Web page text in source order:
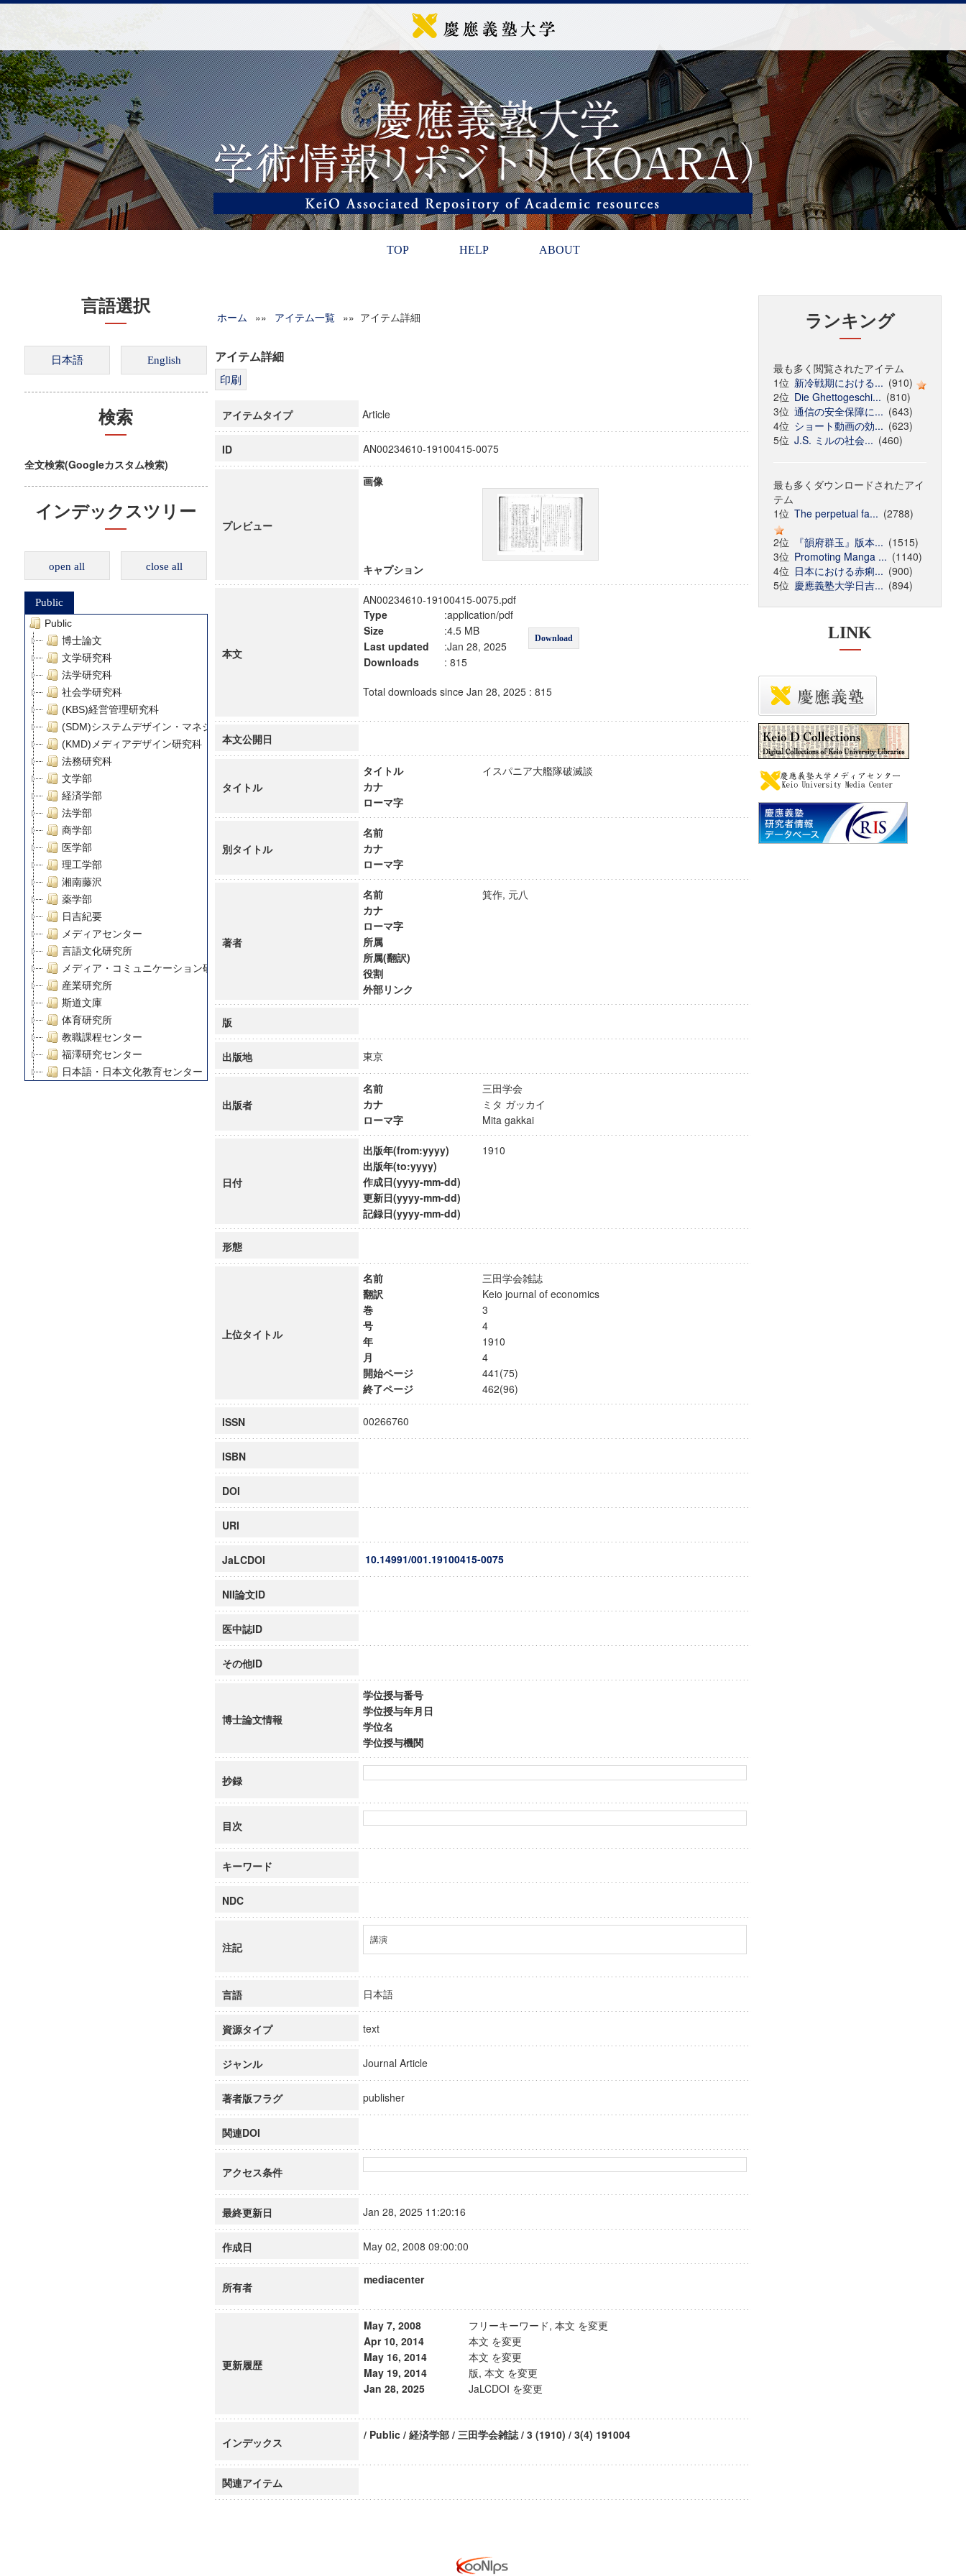
TOP HELP ABOUT
言語選択
検索
全文検索(Googleカスタム検索)
インデックスツリー
open all close all
Public
Public
博士論文
文学研究科
法学研究科
社会学研究科
(KBS)経営管理研究科
(SDM)システムデザイン・マネジメント研究科
(KMD)メディアデザイン研究科
法務研究科
文学部
経済学部
法学部
商学部
医学部
理工学部
湘南藤沢
薬学部
日吉紀要
メディアセンター
言語文化研究所
メディア・コミュニケーション研究所
産業研究所
斯道文庫
体育研究所
教職課程センター
福澤研究センター
日本語・日本文化教育センター
慶應義塾大学グローバルCOEプログラム市民社会ガバナンス教育研究センター
慶應義塾大学グローバルCOEプログラム論理と感性の先端的教育研究拠点
博士課程教育リーディングプログラム「超成熟社会発展のサイエンス」
ホーム »» アイテム一覧 »» アイテム詳細
アイテム詳細
アイテムタイプ Article
ID AN00234610-19100415-0075
プレビュー
画像
キャプション
本文
AN00234610-19100415-0075.pdf
Type
:application/pdf
Download
Size
:4.5 MB
Last updated
:Jan 28, 2025
Downloads
: 815
Total downloads since Jan 28, 2025 : 815
本文公開日
タイトル
タイトル
イスパニア大艦隊破滅談
カナ
ローマ字
別タイトル
名前
カナ
ローマ字
著者
名前
箕作, 元八
カナ
ローマ字
所属
所属(翻訳)
役割
外部リンク
版
出版地 東京
出版者
名前
三田学会
カナ
ミタ ガッカイ
ローマ字
Mita gakkai
日付
出版年(from:yyyy)
1910
出版年(to:yyyy)
作成日(yyyy-mm-dd)
更新日(yyyy-mm-dd)
記録日(yyyy-mm-dd)
形態
上位タイトル
名前
三田学会雑誌
翻訳
Keio journal of economics
巻
3
号
4
年
1910
月
4
開始ページ
441(75)
終了ページ
462(96)
ISSN 00266760
ISBN
DOI
URI
JaLCDOI 10.14991/001.19100415-0075
NII論文ID
医中誌ID
その他ID
博士論文情報
学位授与番号
学位授与年月日
学位名
学位授与機関
抄録
目次
キーワード
NDC
注記
講演
言語 日本語
資源タイプ text
ジャンル Journal Article
著者版フラグ publisher
関連DOI
アクセス条件
最終更新日 Jan 28, 2025 11:20:16
作成日 May 02, 2008 09:00:00
所有者
mediacenter
更新履歴
May 7, 2008
フリーキーワード, 本文 を変更
Apr 10, 2014
本文 を変更
May 16, 2014
本文 を変更
May 19, 2014
版, 本文 を変更
Jan 28, 2025
JaLCDOI を変更
インデックス
/ Public / 経済学部 / 三田学会雑誌 / 3 (1910) / 3(4) 191004
関連アイテム
ランキング
最も多く閲覧されたアイテム
1位 新冷戦期における... (910)
2位 Die Ghettogeschi... (810)
3位 通信の安全保障に... (643)
4位 ショート動画の効... (623)
5位 J.S. ミルの社会... (460)
最も多くダウンロードされたアイ
テム
1位 The perpetual fa... (2788)
2位
『韻府群玉』版本... (1515)
3位 Promoting Manga ... (1140)
4位 日本における赤痢... (900)
5位 慶應義塾大学日吉... (894)
LINK